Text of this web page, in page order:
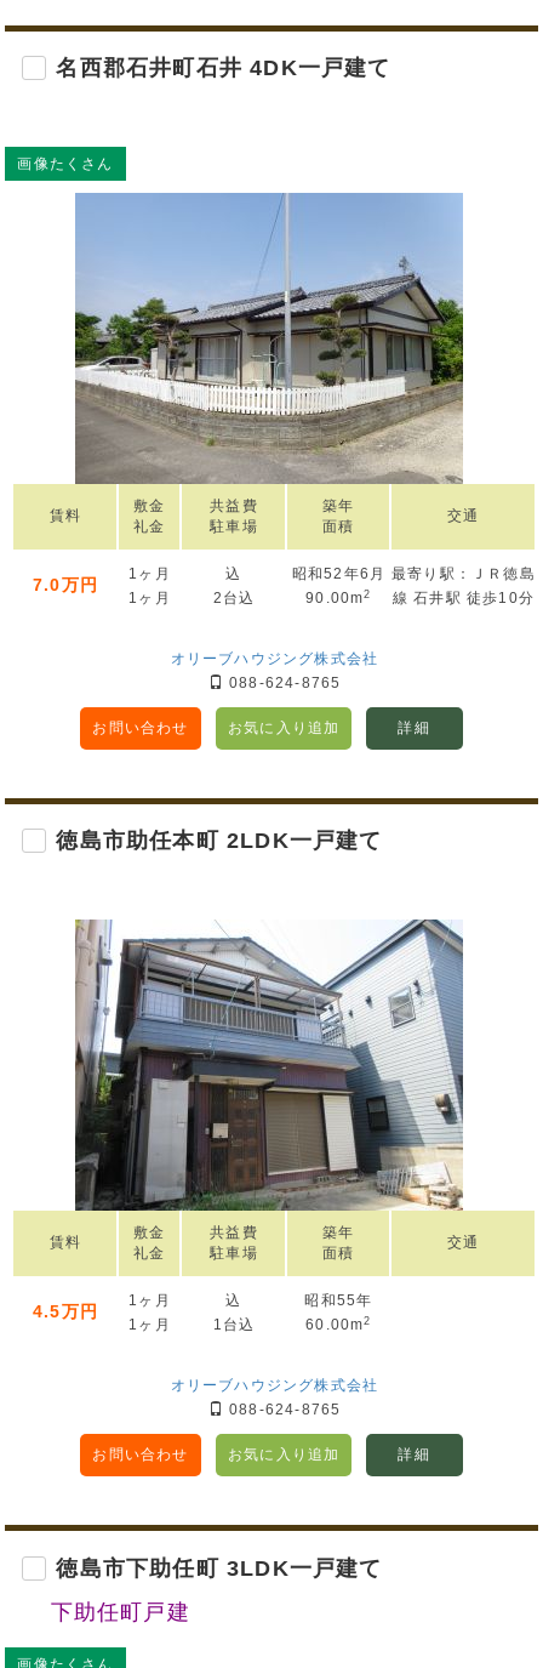
名西郡石井町石井 4DK一戸建て
画像たくさん
賃料
敷金
礼金
共益費
駐車場
築年
面積
交通
7.0万円
1ヶ月
1ヶ月
込
2台込
昭和52年6月
90.00m2
最寄り駅：ＪＲ徳島
線 石井駅 徒歩10分
オリーブハウジング株式会社
088-624-8765
お問い合わせ お気に入り追加 詳細
徳島市助任本町 2LDK一戸建て
賃料
敷金
礼金
共益費
駐車場
築年
面積
交通
4.5万円
1ヶ月
1ヶ月
込
1台込
昭和55年
60.00m2
オリーブハウジング株式会社
088-624-8765
お問い合わせ お気に入り追加 詳細
徳島市下助任町 3LDK一戸建て
下助任町戸建
画像たくさん